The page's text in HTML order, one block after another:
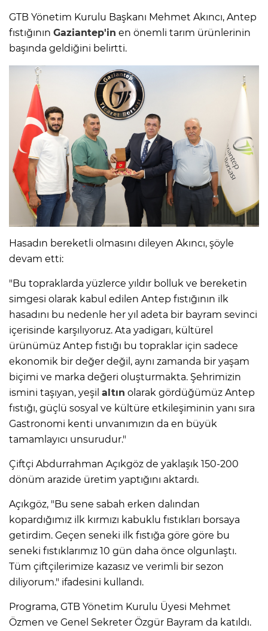
GTB Yönetim Kurulu Başkanı Mehmet Akıncı, Antep
fıstığının Gaziantep'in en önemli tarım ürünlerinin
başında geldiğini belirtti.
Hasadın bereketli olmasını dileyen Akıncı, şöyle
devam etti:
"Bu topraklarda yüzlerce yıldır bolluk ve bereketin
simgesi olarak kabul edilen Antep fıstığının ilk
hasadını bu nedenle her yıl adeta bir bayram sevinci
içerisinde karşılıyoruz. Ata yadigarı, kültürel
ürünümüz Antep fıstığı bu topraklar için sadece
ekonomik bir değer değil, aynı zamanda bir yaşam
biçimi ve marka değeri oluşturmakta. Şehrimizin
ismini taşıyan, yeşil altın olarak gördüğümüz Antep
fıstığı, güçlü sosyal ve kültüre etkileşiminin yanı sıra
Gastronomi kenti unvanımızın da en büyük
tamamlayıcı unsurudur."
Çiftçi Abdurrahman Açıkgöz de yaklaşık 150-200
dönüm arazide üretim yaptığını aktardı.
Açıkgöz, "Bu sene sabah erken dalından
kopardığımız ilk kırmızı kabuklu fıstıkları borsaya
getirdim. Geçen seneki ilk fıstığa göre göre bu
seneki fıstıklarımız 10 gün daha önce olgunlaştı.
Tüm çiftçilerimize kazasız ve verimli bir sezon
diliyorum." ifadesini kullandı.
Programa, GTB Yönetim Kurulu Üyesi Mehmet
Özmen ve Genel Sekreter Özgür Bayram da katıldı.